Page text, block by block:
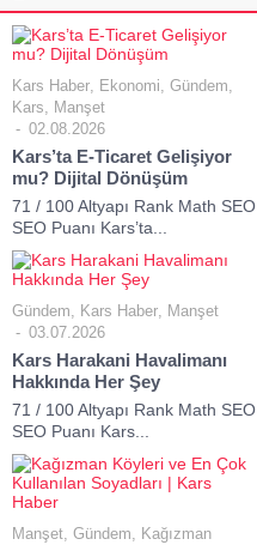
Kars Haber, Ekonomi, Gündem,
Kars, Manşet
02.08.2026
Kars’ta E-Ticaret Gelişiyor
mu? Dijital Dönüşüm
71 / 100 Altyapı Rank Math SEO
SEO Puanı Kars’ta...
Gündem, Kars Haber, Manşet
03.07.2026
Kars Harakani Havalimanı
Hakkında Her Şey
71 / 100 Altyapı Rank Math SEO
SEO Puanı Kars...
Manşet, Gündem, Kağızman